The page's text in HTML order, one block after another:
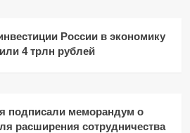
России в экономику
4 трлн рублей
подписали меморандум о
расширения сотрудничества